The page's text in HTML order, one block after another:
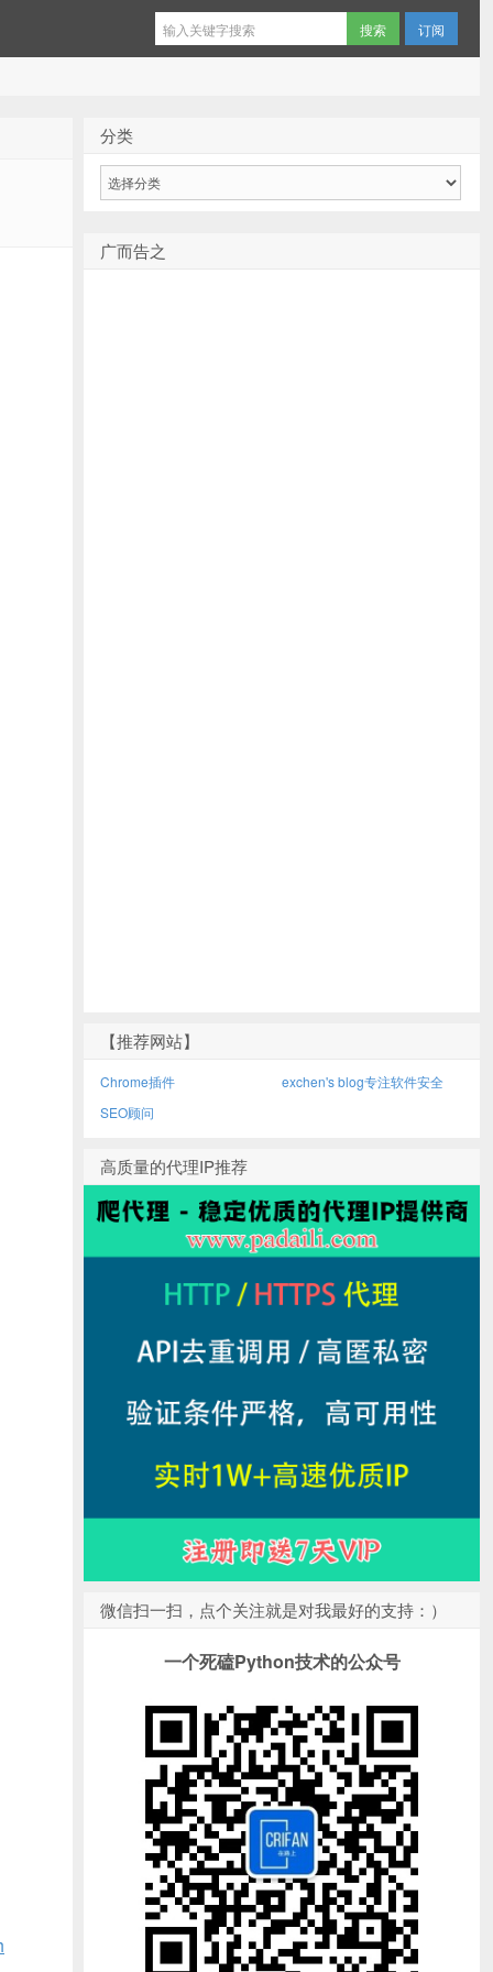
订阅
分类
广而告之
【推荐网站】
Chrome插件
exchen's blog专注软件安全
SEO顾问
高质量的代理IP推荐
微信扫一扫，点个关注就是对我最好的支持：）
一个死磕Python技术的公众号